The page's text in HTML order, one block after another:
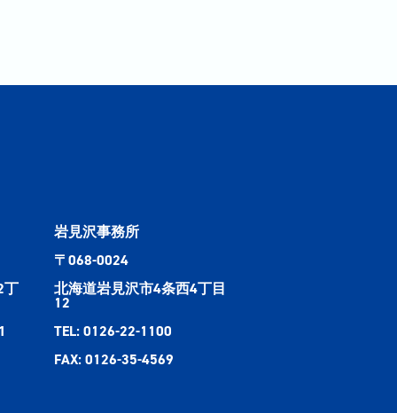
丁
岩見沢事務所
〒068-0024
北海道岩見沢市4条西4丁目
12
TEL: 0126-22-1100
FAX: 0126-35-4569